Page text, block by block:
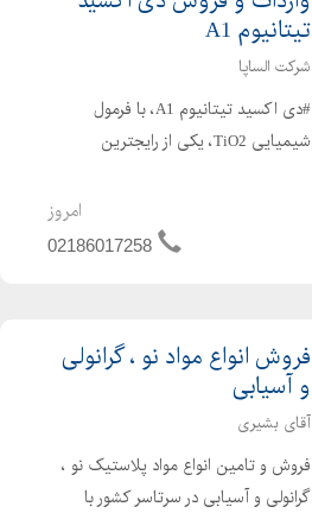
تیتانیوم A1
شرکت الساپا
#دی اکسید تیتانیوم A1، با فرمول
شیمیایی TiO2، یکی از رایجترین
برجسته و قدرت پوششدهی عالیاش در
صنایع مختلف مورد استفاده قرار میگیرد.
امروز
02186017258
فروش انواع مواد نو ، گرانولی
و آسیابی
آقای بشیری
فروش و تامین انواع مواد پلاستیک نو ،
گرانولی و آسیابی در سرتاسر کشور با